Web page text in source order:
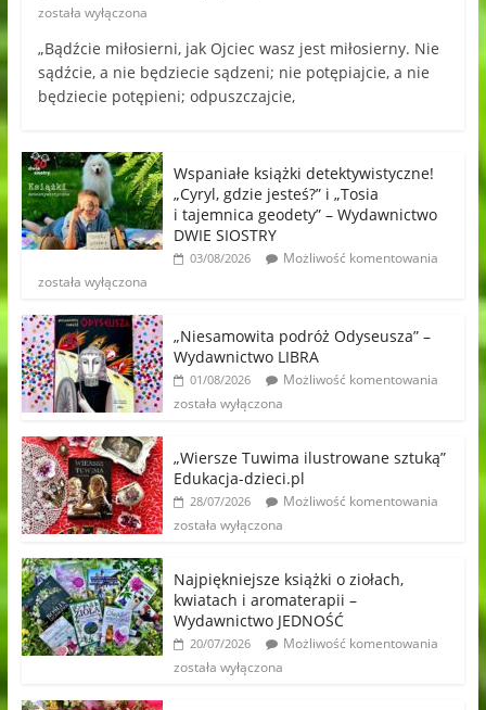
została wyłączona
„Bądźcie miłosierni, jak Ojciec wasz jest miłosierny. Nie
sądźcie, a nie będziecie sądzeni; nie potępiajcie, a nie
będziecie potępieni; odpuszczajcie,
Wspaniałe książki detektywistyczne!
„Cyryl, gdzie jesteś?” i „Tosia
i tajemnica geodety” – Wydawnictwo
DWIE SIOSTRY
03/08/2026
Możliwość komentowania
została wyłączona
„Niesamowita podróż Odyseusza” –
Wydawnictwo LIBRA
01/08/2026
Możliwość komentowania
została wyłączona
„Wiersze Tuwima ilustrowane sztuką”
Edukacja-dzieci.pl
28/07/2026
Możliwość komentowania
została wyłączona
Najpiękniejsze książki o ziołach,
kwiatach i aromaterapii –
Wydawnictwo JEDNOŚĆ
20/07/2026
Możliwość komentowania
została wyłączona